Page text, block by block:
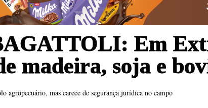
Em
madeira, soja e
agropecuário, mas carece de segurança jurídica no campo